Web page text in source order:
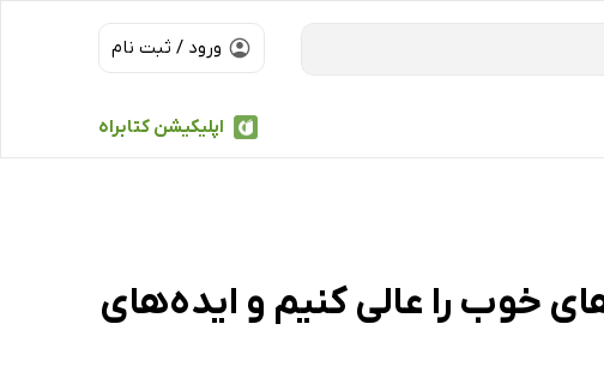
ورود / ثبت نام
اپلیکیشن کتابراه
خوب را عالی کنیم و ایده‌های